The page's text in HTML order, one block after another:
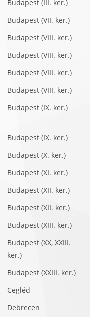
Budapest (III. ker.)
Budapest (VII. ker.)
Budapest (VIII. ker.)
Budapest (VIII. ker.)
Budapest (VIII. ker.)
Budapest (VIII. ker.)
Budapest (IX. ker.)
Budapest (IX. ker.)
Budapest (X. ker.)
Budapest (XI. ker.)
Budapest (XII. ker.)
Budapest (XII. ker.)
Budapest (XIII. ker.)
Budapest (XX, XXIII.
ker.)
Budapest (XXIII. ker.)
Cegléd
Debrecen